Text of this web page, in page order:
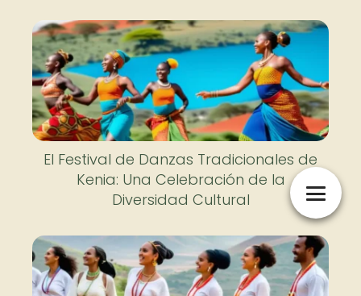
El Festival de Danzas Tradicionales de
Kenia: Una Celebración de la
Diversidad Cultural